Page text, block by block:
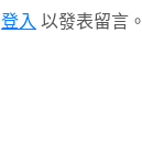
登入 以發表留言。